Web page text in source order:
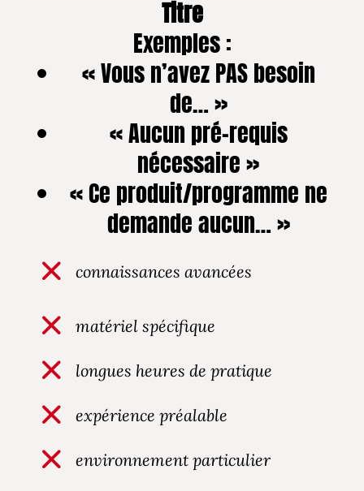
Titre
Exemples :
« Vous n’avez PAS besoin
de… »
« Aucun pré-requis
nécessaire »
« Ce produit/programme ne
demande aucun… »
connaissances avancées
matériel spécifique
longues heures de pratique
expérience préalable
environnement particulier